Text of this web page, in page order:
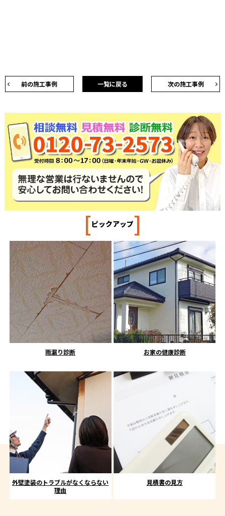
前の施工事例 次の施工事例
一覧に戻る
[ピックアップ]
雨漏り診断 お家の健康診断
外壁塗装のトラブルがなくならない
理由
見積書の見方